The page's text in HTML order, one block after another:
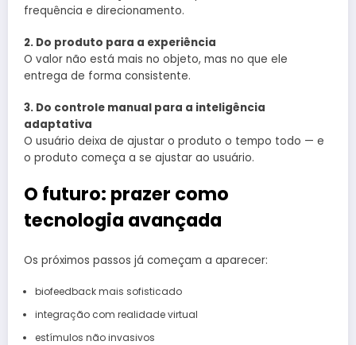
frequência e direcionamento.
2. Do produto para a experiência
O valor não está mais no objeto, mas no que ele
entrega de forma consistente.
3. Do controle manual para a inteligência
adaptativa
O usuário deixa de ajustar o produto o tempo todo — e
o produto começa a se ajustar ao usuário.
O futuro: prazer como
tecnologia avançada
Os próximos passos já começam a aparecer:
biofeedback mais sofisticado
integração com realidade virtual
estímulos não invasivos